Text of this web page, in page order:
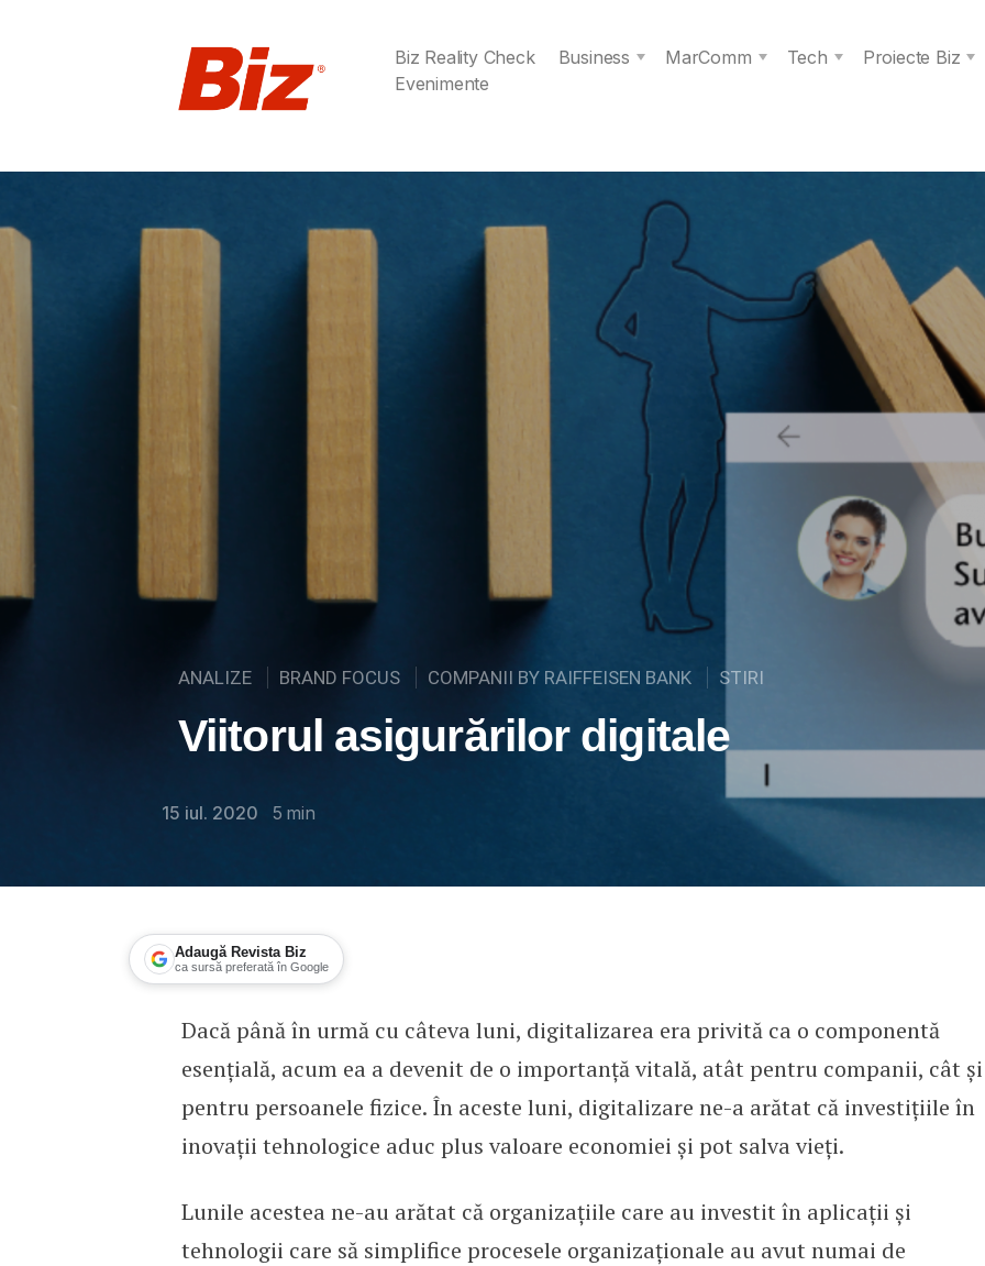
Biz Reality Check Business MarComm Tech
Proiecte Biz
Evenimente
ANALIZE BRAND FOCUS COMPANII BY RAIFFEISEN BANK STIRI
Viitorul asigurărilor digitale
15 iul. 2020 5 min
Adaugă Revista Biz
ca sursă preferată în Google
Viitorul asigurărilor digitale
Dacă până în urmă cu câteva luni, digitalizarea era privită ca o componentă
esențială, acum ea a devenit de o importanță vitală, atât pentru companii, cât și
pentru persoanele fizice. În aceste luni, digitalizare ne-a arătat că investițiile în
inovații tehnologice aduc plus valoare economiei și pot salva vieți.
Lunile acestea ne-au arătat că organizațiile care au investit în aplicații și
tehnologii care să simplifice procesele organizaționale au avut numai de